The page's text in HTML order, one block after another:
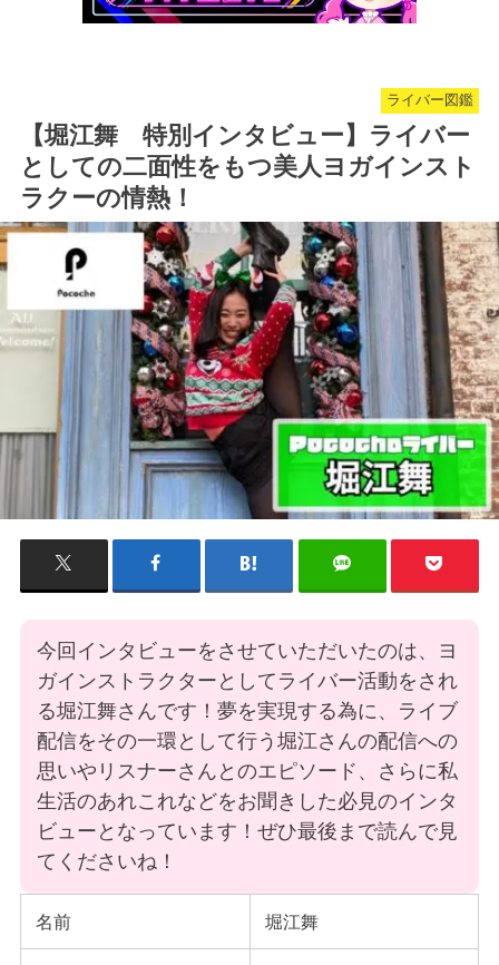
ライバー図鑑
【堀江舞 特別インタビュー】ライバー
としての二面性をもつ美人ヨガインスト
ラクーの情熱！
今回インタビューをさせていただいたのは、ヨ
ガインストラクターとしてライバー活動をされ
る堀江舞さんです！夢を実現する為に、ライブ
配信をその一環として行う堀江さんの配信への
思いやリスナーさんとのエピソード、さらに私
生活のあれこれなどをお聞きした必見のインタ
ビューとなっています！ぜひ最後まで読んで見
てくださいね！
名前 堀江舞